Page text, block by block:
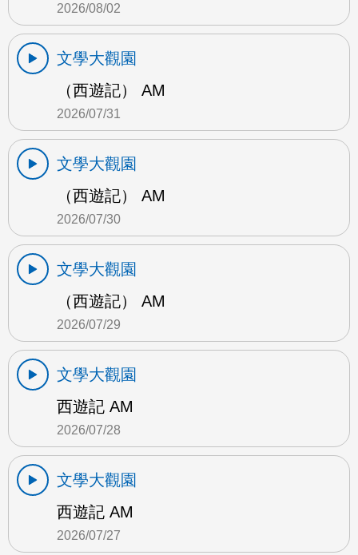
2026/08/02
文學大觀園
（西遊記） AM
2026/07/31
文學大觀園
（西遊記） AM
2026/07/30
文學大觀園
（西遊記） AM
2026/07/29
文學大觀園
西遊記 AM
2026/07/28
文學大觀園
西遊記 AM
2026/07/27